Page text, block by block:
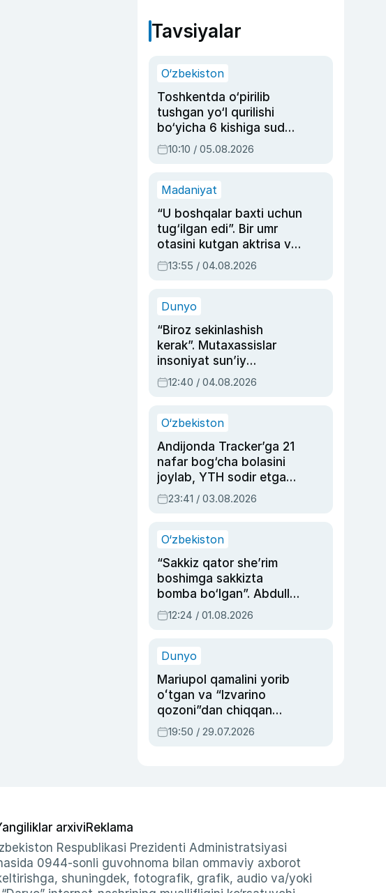
Tavsiyalar
O‘zbekiston
Toshkentda o‘pirilib
tushgan yo‘l qurilishi
bo‘yicha 6 kishiga sud
hukmi o‘qildi
10:10 / 05.08.2026
Madaniyat
“U boshqalar baxti uchun
tug‘ilgan edi”. Bir umr
otasini kutgan aktrisa va
dublyaj ustasi Rimma
Ahmedovaning
13:55 / 04.08.2026
Dunyo
“Biroz sekinlashish
kerak”. Mutaxassislar
insoniyat sun’iy
intellektni boshqara
olmay qolishidan xavotir
12:40 / 04.08.2026
O‘zbekiston
Andijonda Tracker’ga 21
nafar bog‘cha bolasini
joylab, YTH sodir etgan
ayolga sud hukmi o‘qildi
23:41 / 03.08.2026
O‘zbekiston
“Sakkiz qator she’rim
boshimga sakkizta
bomba bo‘lgan”. Abdulla
Oripovni siyosiy
ayblovlardan asrab
12:24 / 01.08.2026
Dunyo
Mariupol qamalini yorib
oʻtgan va “Izvarino
qozoni”dan chiqqan
qahramon — Ukraina
armiyasi bosh
19:50 / 29.07.2026
arxiviReklama
Respublikasi Prezidenti Administratsiyasi
0944-sonli guvohnoma bilan ommaviy axborot
shuningdek, fotografik, grafik, audio va/yoki